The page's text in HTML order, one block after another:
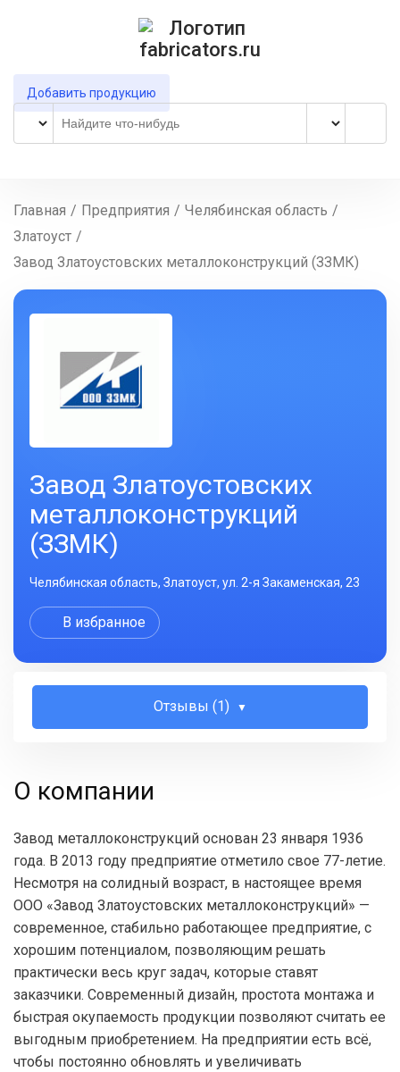
Добавить продукцию
Главная / Предприятия / Челябинская область /
Златоуст /
Завод Златоустовских металлоконструкций (ЗЗМК)
Завод Златоустовских
металлоконструкций
(ЗЗМК)
Челябинская область, Златоуст, ул. 2-я Закаменская, 23
В избранное
Отзывы (1)
О компании
Завод металлоконструкций основан 23 января 1936
года. В 2013 году предприятие отметило свое 77-летие.
Несмотря на солидный возраст, в настоящее время
ООО «Завод Златоустовских металлоконструкций» —
современное, стабильно работающее предприятие, с
хорошим потенциалом, позволяющим решать
практически весь круг задач, которые ставят
заказчики. Современный дизайн, простота монтажа и
быстрая окупаемость продукции позволяют считать ее
выгодным приобретением. На предприятии есть всё,
чтобы постоянно обновлять и увеличивать